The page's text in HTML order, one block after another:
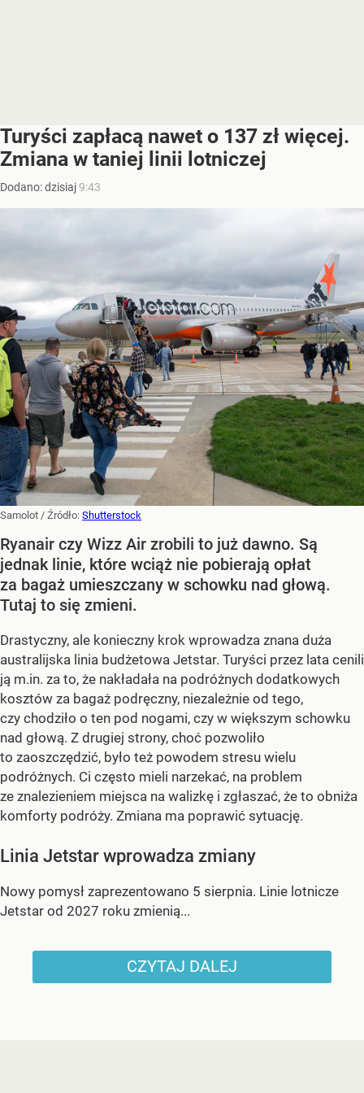
Turyści zapłacą nawet o 137 zł więcej.
Zmiana w taniej linii lotniczej
Dodano:dzisiaj9:43
Samolot / Źródło: Shutterstock
Ryanair czy Wizz Air zrobili to już dawno. Są
jednak linie, które wciąż nie pobierają opłat
za bagaż umieszczany w schowku nad głową.
Tutaj to się zmieni.
Drastyczny, ale konieczny krok wprowadza znana duża
australijska linia budżetowa Jetstar. Turyści przez lata cenili
ją m.in. za to, że nakładała na podróżnych dodatkowych
kosztów za bagaż podręczny, niezależnie od tego,
czy chodziło o ten pod nogami, czy w większym schowku
nad głową. Z drugiej strony, choć pozwoliło
to zaoszczędzić, było też powodem stresu wielu
podróżnych. Ci często mieli narzekać, na problem
ze znalezieniem miejsca na walizkę i zgłaszać, że to obniża
komforty podróży. Zmiana ma poprawić sytuację.
Linia Jetstar wprowadza zmiany
Nowy pomysł zaprezentowano 5 sierpnia. Linie lotnicze
Jetstar od 2027 roku zmienią...
CZYTAJ DALEJ